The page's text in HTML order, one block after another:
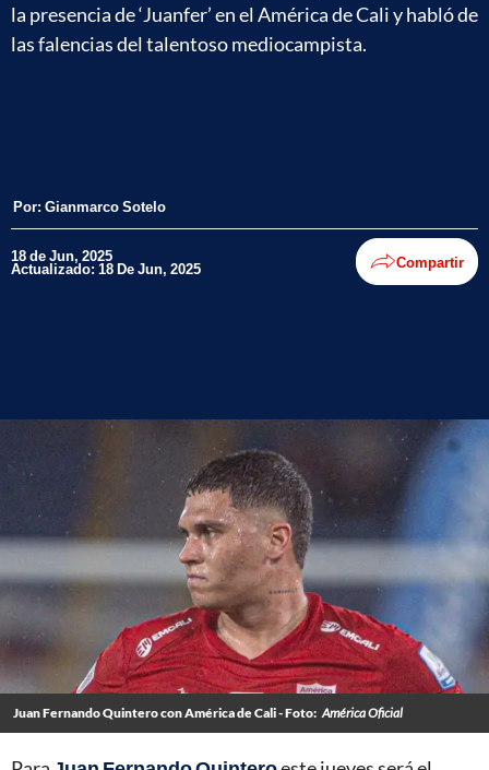
la presencia de ‘Juanfer’ en el América de Cali y habló de
las falencias del talentoso mediocampista.
Por: Gianmarco Sotelo
18 de Jun, 2025
Actualizado: 18 De Jun, 2025 Compartir
Juan Fernando Quintero con América de Cali - Foto: América Oficial